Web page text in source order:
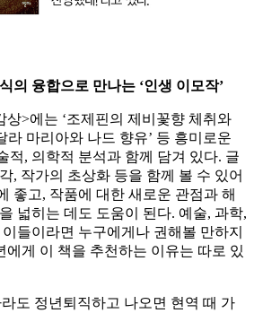
의 융합으로 만나는 ‘인생 이모작’
상>에는 ‘조제핀의 제비꽃향 체취와
라 마리아와 나드 향유’ 등 흥미로운
적, 의학적 분석과 함께 담겨 있다. 글
, 작가의 초상화 등을 함께 볼 수 있어
좋고, 작품에 대한 새로운 관점과 해
넓히는 데도 도움이 된다. 예술, 과학,
들이라면 누구에게나 권해볼 만하지
에게 이 책을 추천하는 이유는 따로 있
도 정년퇴직하고 나오면 현역 때 가